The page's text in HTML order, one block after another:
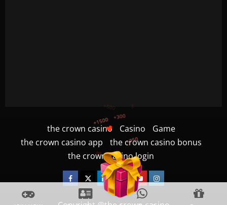
the crown casino Casino
Game
the crown casino app
the crown casino bonus
the crown casino login
Facebook
TwitterLinkedin
VK YoutubeInstagram
+300
+500
+1200
+1500
+750
$